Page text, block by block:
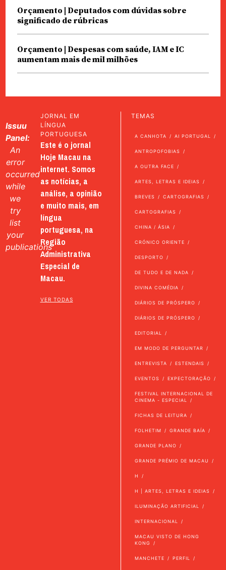
Orçamento | Deputados com dúvidas sobre
significado de rúbricas
Orçamento | Despesas com saúde, IAM e IC
aumentam mais de mil milhões
Issuu
Panel:
An
error
occurred
while
we
try
list
your
publications
JORNAL EM
LÍNGUA
PORTUGUESA
Este é o jornal
Hoje Macau na
internet. Somos
as notícias, a
análise, a opinião
e muito mais, em
língua
portuguesa, na
Região
Administrativa
Especial de
Macau.
VER TODAS
TEMAS
A CANHOTA AI PORTUGAL
ANTROPOFOBIAS
A OUTRA FACE
ARTES, LETRAS E IDEIAS
BREVES CARTOGRAFIAS
CARTOGRAFIAS
CHINA / ÁSIA
CRÓNICO ORIENTE
DESPORTO
DE TUDO E DE NADA
DIVINA COMÉDIA
DIÁRIOS DE PRÓSPERO
DIÁRIOS DE PRÓSPERO
EDITORIAL
EM MODO DE PERGUNTAR
ENTREVISTA ESTENDAIS
EVENTOS EXPECTORAÇÃO
FESTIVAL INTERNACIONAL DE
CINEMA - ESPECIAL
FICHAS DE LEITURA
FOLHETIM GRANDE BAÍA
GRANDE PLANO
GRANDE PRÉMIO DE MACAU
H
H | ARTES, LETRAS E IDEIAS
ILUMINAÇÃO ARTIFICIAL
INTERNACIONAL
MACAU VISTO DE HONG
KONG
MANCHETE PERFIL